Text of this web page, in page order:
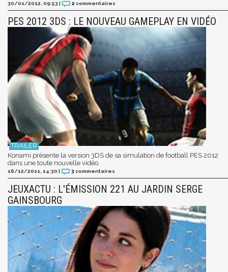
30/01/2012, 09:53 | 2 commentaires
PES 2012 3DS : LE NOUVEAU GAMEPLAY EN VIDÉO
Konami présente la version 3DS de sa simulation de football PES 2012
dans une toute nouvelle vidéo.
16/12/2011, 14:30 | 3 commentaires
JEUXACTU : L'ÉMISSION 221 AU JARDIN SERGE
GAINSBOURG